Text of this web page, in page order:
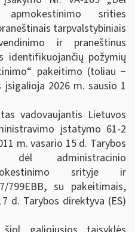
srities
tarpvalstybiniais
ir praneštinus
identifikuojančių požymių
pakeitimo (toliau −
įsigalioja 2026 m. sausio 1
vadovaujantis Lietuvos
įstatymo 61-2
m. vasario 15 d. Tarybos
dėl administracinio
srityje ir
799EBB, su pakeitimais,
d. Tarybos direktyva (ES)